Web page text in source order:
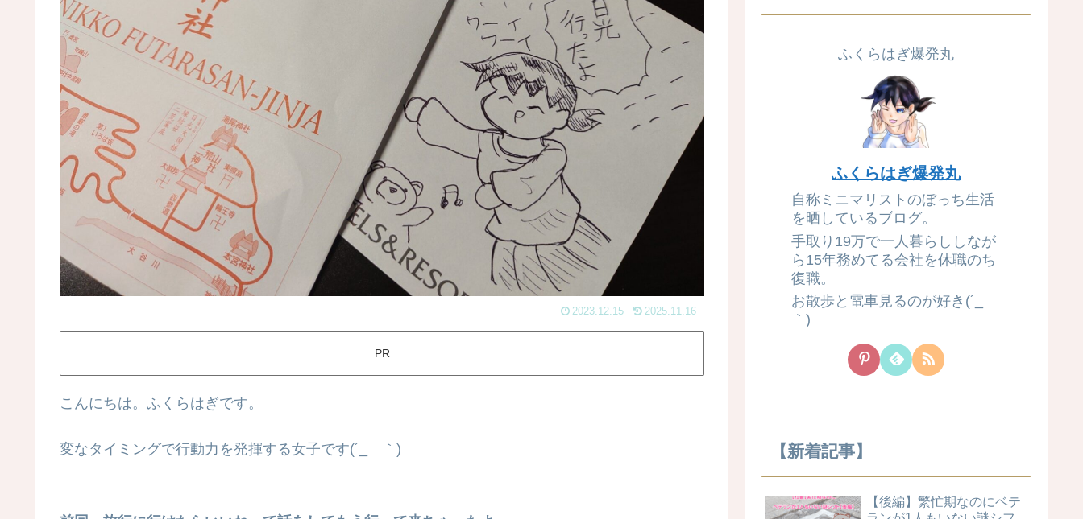
2023.12.15 2025.11.16
PR
こんにちは。ふくらはぎです。
変なタイミングで行動力を発揮する女子です(´_ゝ｀)
ふくらはぎ爆発丸
ふくらはぎ爆発丸
自称ミニマリストのぼっち生活
を晒しているブログ。
手取り19万で一人暮らししなが
ら15年務めてる会社を休職のち
復職。
お散歩と電車見るのが好き(´_ゝ
｀)
【新着記事】
【後編】繁忙期なのにベテ